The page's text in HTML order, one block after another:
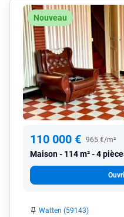
Nouveau
110 000 € 965 €/m²
Maison 114 m² - 4
Watten (59143)